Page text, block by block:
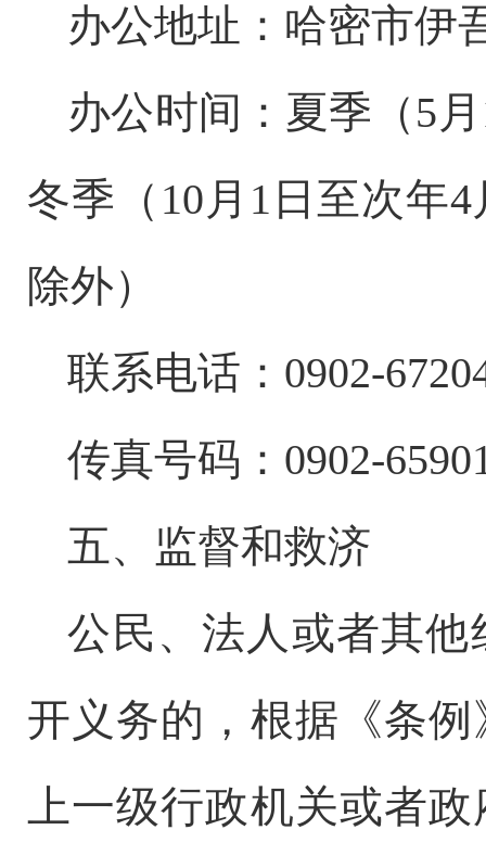
办公地址：哈密市伊
办公时间：夏季（5月
冬季（ 10月 1 日至次年4
除外）
联系电话： 0902-
传真号码： 0902-
五、监督和救济
公民、法人或者其
开义务的，根据《条
上一级行政机关或者